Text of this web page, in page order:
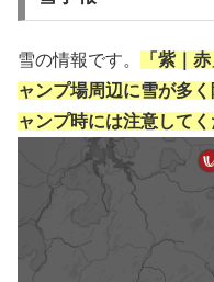
雪の情報です。
「紫｜
ャンプ場周辺に雪が多
ャンプ時には注意してく